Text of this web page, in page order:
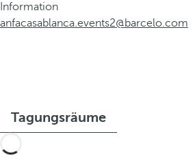
Information
anfacasablanca.events2@barcelo.com
Tagungsräume